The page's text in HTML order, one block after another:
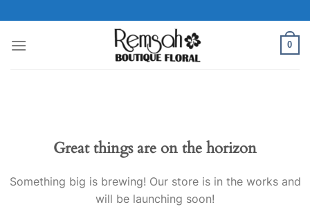
to
content
0
Great things are on the horizon
Something big is brewing! Our store is in the works and
will be launching soon!